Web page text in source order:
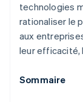
technologies
rationaliser le
aux
leur efficacité,
Sommaire